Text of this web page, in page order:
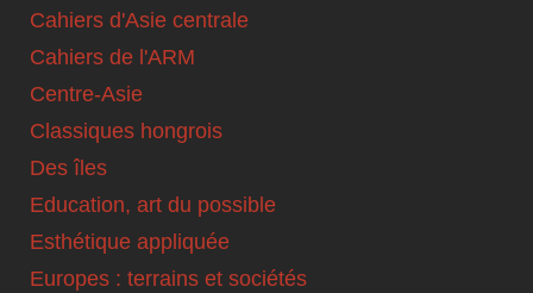
Cahiers d'Asie centrale
Cahiers de l'ARM
Centre-Asie
Classiques hongrois
Des îles
Education, art du possible
Esthétique appliquée
Europes : terrains et sociétés